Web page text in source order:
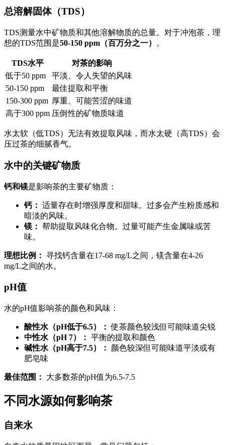
总溶解固体（TDS）
TDS测量水中矿物质和其他溶解物质的总量。对于冲泡茶，理
想的TDS范围是50-150 ppm（百万分之一） 。
TDS水平
对茶的影响
低于50 ppm
平淡、令人失望的风味
50-150 ppm
最佳提取和平衡
150-300 ppm 厚重、可能苦涩的味道
高于300 ppm 压倒性的矿物质味道
水太软（低TDS）无法有效提取风味，而水太硬（高TDS）会
压过茶的细腻香气。
水中的关键矿物质
钙和镁是影响茶的主要矿物质：
钙： 适量存在时增强厚度和甜味。过多会产生粉质感和
暗淡的风味。
镁： 帮助提取风味化合物。过量可能产生金属味或苦
味。
理想比例： 寻找钙含量在17-68 mg/L之间，镁含量在4-26
mg/L之间的水。
pH值
水的pH值影响茶的颜色和风味：
酸性水（pH低于6.5）： 使茶颜色较浅但可能味道尖锐
中性水（pH 7）： 平衡的提取和颜色
碱性水（pH高于7.5）：
颜色较深但可能味道平淡或有
肥皂味
最佳范围： 大多数茶的pH值为6.5-7.5
不同水源如何影响茶
自来水